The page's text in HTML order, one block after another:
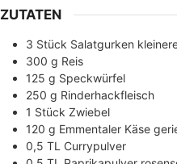
ZUTATEN
3 Stück Salatgurken
300 g Reis
125 g Speckwürfel
250 g Rinderhackfleisch
1 Stück Zwiebel
120 g Emmentaler Käse
0,5 TL Currypulver